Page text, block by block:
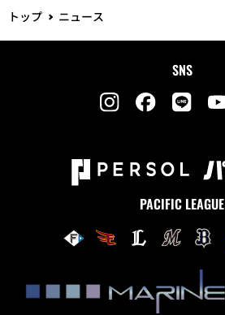
トップ ニュース
SNS
PACIFIC LEAGUE